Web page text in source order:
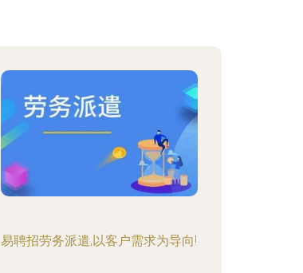
易聘招劳务派遣,以客户需求为导向!